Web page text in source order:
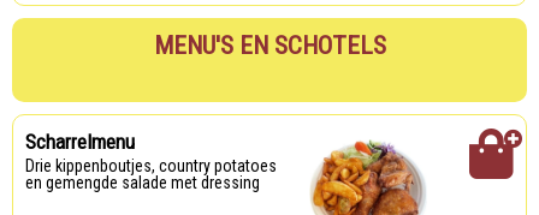
MENU'S EN SCHOTELS
Scharrelmenu
Drie kippenboutjes, country potatoes
en gemengde salade met dressing